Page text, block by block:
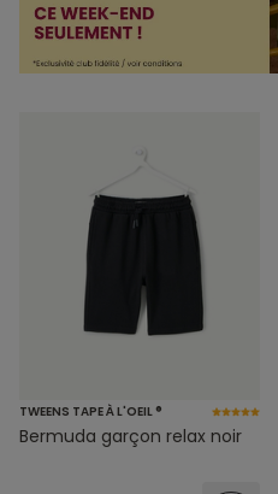
TWEENS TAPE À L'OEIL ®
Bermuda garçon relax noir